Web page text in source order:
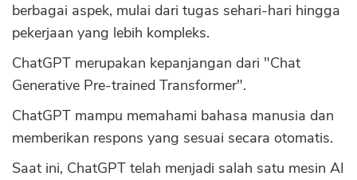
berbagai aspek, mulai dari tugas sehari-hari hingga
pekerjaan yang lebih kompleks.
ChatGPT merupakan kepanjangan dari "Chat
Generative Pre-trained Transformer".
ChatGPT mampu memahami bahasa manusia dan
memberikan respons yang sesuai secara otomatis.
Saat ini, ChatGPT telah menjadi salah satu mesin AI